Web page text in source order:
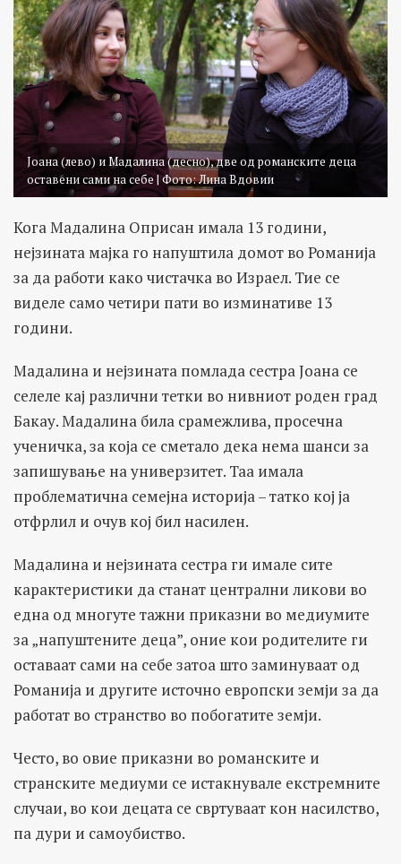
Јоана (лево) и Мадалина (десно), две од романските деца
оставени сами на себе | Фото: Лина Вдовии
Кога Мадалина Оприсан имала 13 години,
нејзината мајка го напуштила домот во Романија
за да работи како чистачка во Израел. Тие се
виделе само четири пати во изминативе 13
години.
Мадалина и нејзината помлада сестра Јоана се
селеле кај различни тетки во нивниот роден град
Бакау. Мадалина била срамежлива, просечна
ученичка, за која се сметало дека нема шанси за
запишување на универзитет. Таа имала
проблематична семејна историја – татко кој ја
отфрлил и очув кој бил насилен.
Мадалина и нејзината сестра ги имале сите
карактеристики да станат централни ликови во
една од многуте тажни приказни во медиумите
за „напуштените деца”, оние кои родителите ги
оставаат сами на себе затоа што заминуваат од
Романија и другите источно европски земји за да
работат во странство во побогатите земји.
Често, во овие приказни во романските и
странските медиуми се истакнувале екстремните
случаи, во кои децата се свртуваат кон насилство,
па дури и самоубиство.